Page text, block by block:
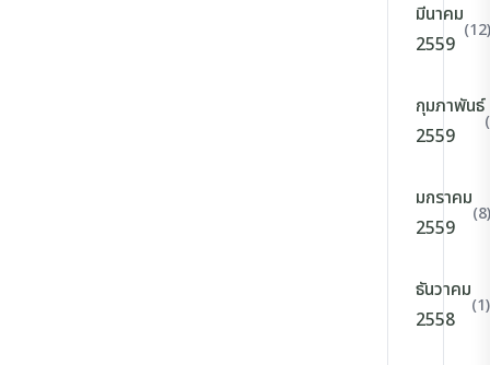
มีนาคม
2559
(12)
กุมภาพันธ์
2559
มกราคม
2559
(8)
ธันวาคม
2558
(1)